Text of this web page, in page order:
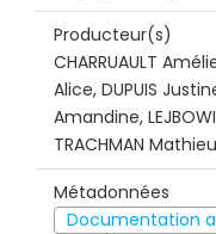
Producteur(s)
CHARRUAULT
Alice, DUPUIS
Amandine,
TRACHMAN Mathieu
Métadonnées
Documentation